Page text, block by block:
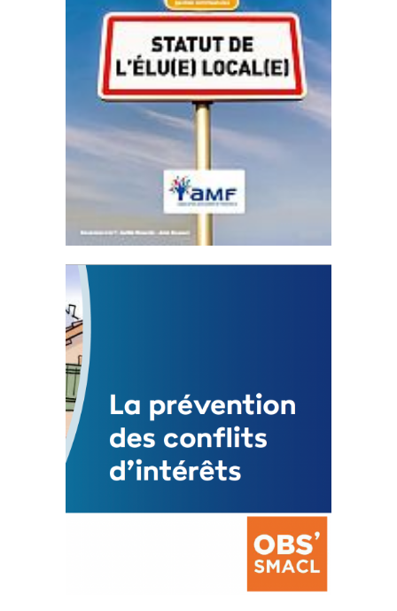
Statut de l’élu local
3 avril 2024
Mise à jour avril 2024
FEUILLETER